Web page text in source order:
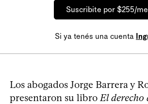
Suscribite por $255/
Si ya tenés una cuenta
Los abogados Jorge Barrera y
presentaron su libro El derecho